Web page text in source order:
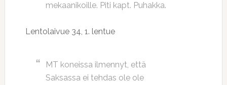
mekaanikoille. Piti kapt. Puhakka.
Lentolaivue 34, 1. lentue
MT koneissa ilmennyt, että
Saksassa ei tehdas ole ole